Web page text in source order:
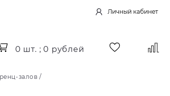
Личный кабинет
0 шт. ; 0 рублей
залов /